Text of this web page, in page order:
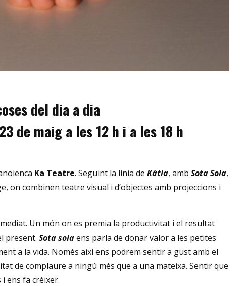
del dia a dia
de maig a les 12 h i a les 18 h
Ka Teatre. Seguint la línia de Kàtia, amb Sota Sola,
combinen teatre visual i d’objectes amb projeccions i
Un món on es premia la productivitat i el resultat
present. Sota solaens parla de donar valor a les petites
a la vida. Només així ens podrem sentir a gust amb el
de complaure a ningú més que a una mateixa. Sentir que
ens fa créixer.